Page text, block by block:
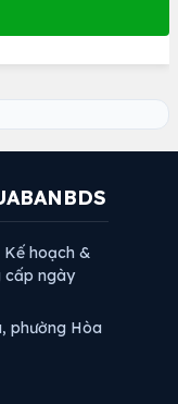
Kế hoạch &
cấp ngày
phường Hòa